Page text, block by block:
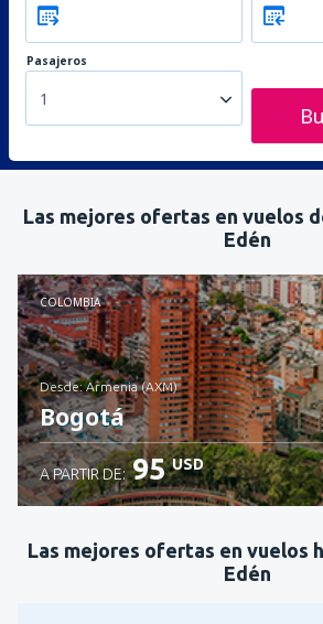
Pasajeros
1
Las mejores ofertas en vuelos
Edén
COLOMBIA
desde: Armenia (AXM)
Bogotá
Revisa los detalles
A PARTIR DE: 95 USD
Las mejores ofertas en vuelos
Edén